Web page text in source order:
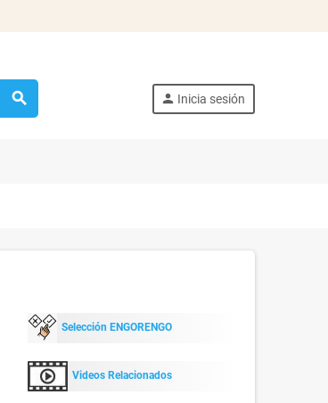
search person Inicia sesión
Selección ENGORENGO
Videos Relacionados